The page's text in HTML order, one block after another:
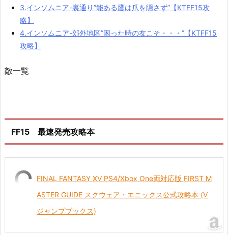
3.インソムニア-裏通り”能ある鷹は爪を隠さず”【KTFF15攻
略】
4.インソムニア-郊外地区”困った時の友こそ・・・”【KTFF15
攻略】
敵一覧
FF15 最速発売攻略本
FINAL FANTASY XV PS4/Xbox One両対応版 FIRST M
ASTER GUIDE スクウェア・エニックス公式攻略本 (V
ジャンプブックス)